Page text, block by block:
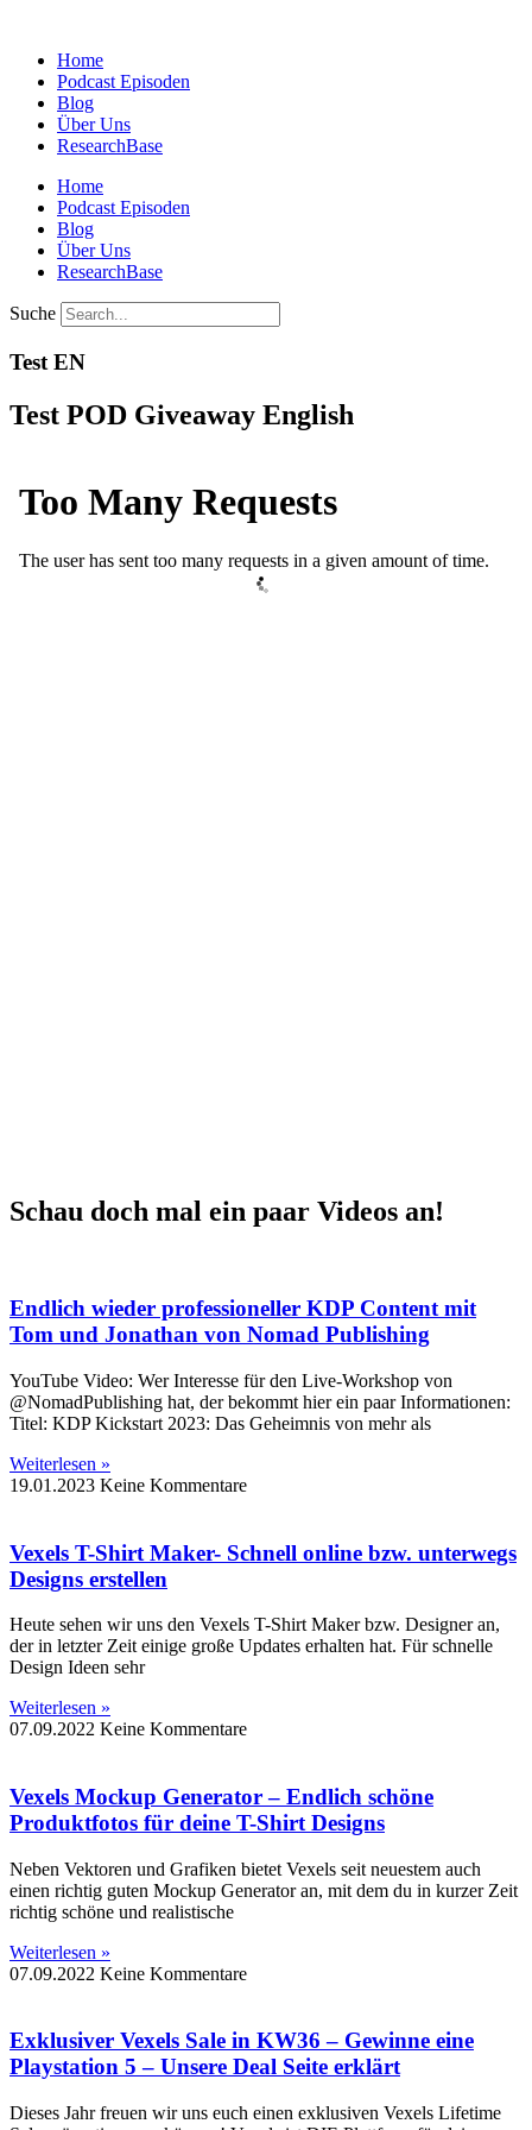
springenHome
Podcast Episoden
Blog
Über Uns
ResearchBase
Home
Podcast Episoden
Blog
Über Uns
ResearchBase
Suche
Test EN
Test POD Giveaway English
Schau doch mal ein paar Videos an!
Endlich wieder professioneller KDP Content mit
Tom und Jonathan von Nomad Publishing
YouTube Video: Wer Interesse für den Live-Workshop von
@NomadPublishing hat, der bekommt hier ein paar Informationen:
Titel: KDP Kickstart 2023: Das Geheimnis von mehr als
Weiterlesen »
19.01.2023 Keine Kommentare
Vexels T-Shirt Maker- Schnell online bzw. unterwegs
Designs erstellen
Heute sehen wir uns den Vexels T-Shirt Maker bzw. Designer an,
der in letzter Zeit einige große Updates erhalten hat. Für schnelle
Design Ideen sehr
Weiterlesen »
07.09.2022 Keine Kommentare
Vexels Mockup Generator – Endlich schöne
Produktfotos für deine T-Shirt Designs
Neben Vektoren und Grafiken bietet Vexels seit neuestem auch
einen richtig guten Mockup Generator an, mit dem du in kurzer Zeit
richtig schöne und realistische
Weiterlesen »
07.09.2022 Keine Kommentare
Exklusiver Vexels Sale in KW36 – Gewinne eine
Playstation 5 – Unsere Deal Seite erklärt
Dieses Jahr freuen wir uns euch einen exklusiven Vexels Lifetime